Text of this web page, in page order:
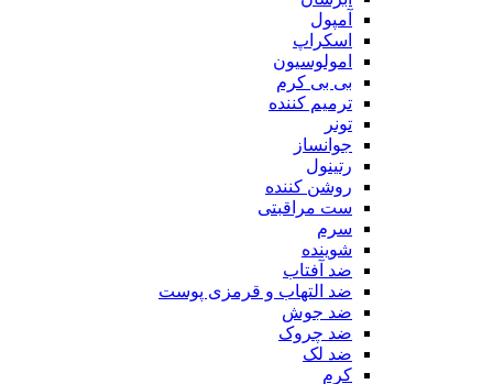
آمپول
اسکراپ
امولوسیون
بی بی کرم
ترمیم کننده
تونر
جوانساز
رتینول
روشن کننده
ست مراقبتی
سرم
شوینده
ضد آفتاب
ضد التهاب و قرمزی پوست
‌ضد جوش
ضد چروک
ضد لک
کرم